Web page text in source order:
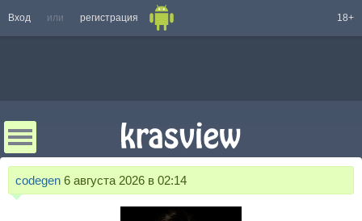
Вход или регистрация 18+
codegen 6 августа 2026 в 02:14